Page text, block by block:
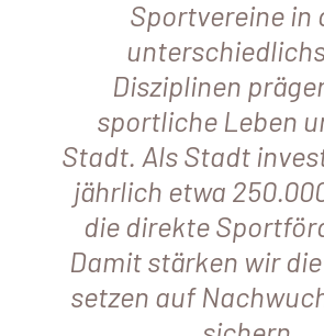
Sportvereine in
Disziplinen
sportliche Leben
Stadt. Als Stadt
jährlich etwa
die direkte
Damit stärken wir
setzen auf